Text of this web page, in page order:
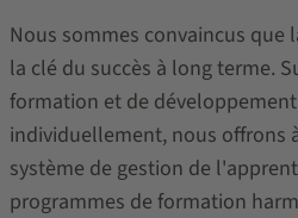
Nous sommes convaincus
la clé du succès à long terme.
formation et de
individuellement, nous offrons
système de gestion de
programmes de formation